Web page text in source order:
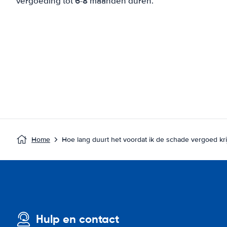
Home Hoe lang duurt het voordat ik de schade vergoed
Hulp en contact